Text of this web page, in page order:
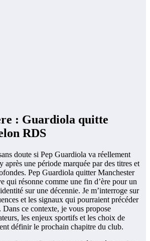
: Guardiola quitte
RDS
doute si Pep Guardiola va réellement
après une période marquée par des titres et
Pep Guardiola quitter Manchester
qui résonne comme une fin d’ère pour un
sur une décennie. Je m’interroge sur
et les signaux qui pourraient précéder
ce contexte, je vous propose
les enjeux sportifs et les choix de
définir le prochain chapitre du club.